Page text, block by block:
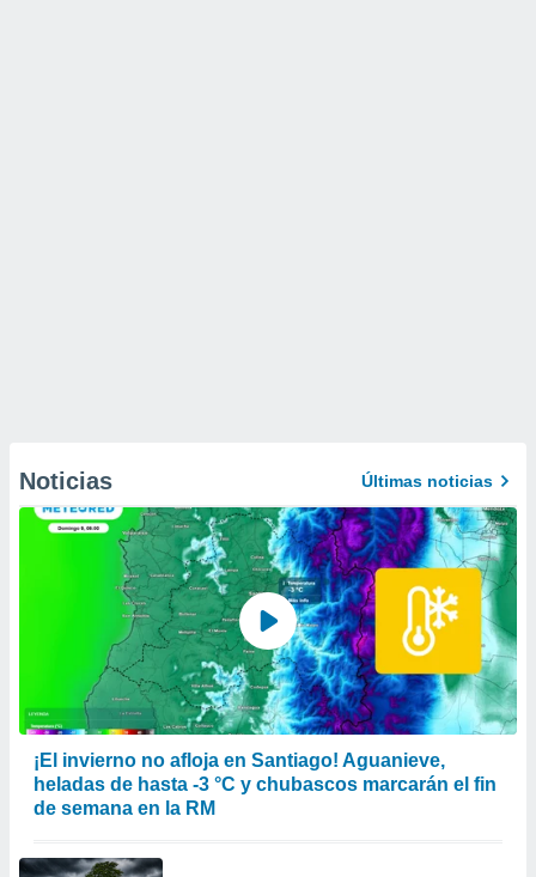
Noticias Últimas noticias
¡El invierno no afloja en Santiago! Aguanieve,
heladas de hasta -3 °C y chubascos marcarán el fin
de semana en la RM